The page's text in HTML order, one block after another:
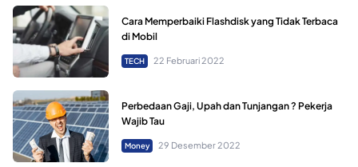
Cara Memperbaiki Flashdisk yang Tidak Terbaca
di Mobil
TECH 22 Februari 2022
Perbedaan Gaji, Upah dan Tunjangan ? Pekerja
Wajib Tau
Money 29 Desember 2022